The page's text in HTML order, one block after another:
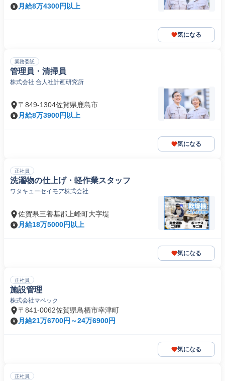
月給8万4300円以上
気になる
業務委託
管理員・清掃員
株式会社 合人社計画研究所
〒849-1304佐賀県鹿島市
月給8万3900円以上
気になる
正社員
洗濯物の仕上げ・軽作業スタッフ
ワタキューセイモア株式会社
佐賀県三養基郡上峰町大字堤
月給18万5000円以上
気になる
正社員
施設管理
株式会社マベック
〒841-0062佐賀県鳥栖市幸津町
月給21万6700円～24万6900円
気になる
正社員